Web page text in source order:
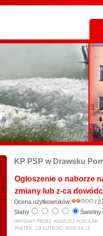
KP PSP w Drawsku
Ogłoszenie o naborze
zmiany lub z-ca
Ocena użytkowników:
/
Słaby
Świetny
WPISANY PRZEZ ANDRZEJ PODOLAK
PIĄTEK, 19 LUTEGO 2016 14:11